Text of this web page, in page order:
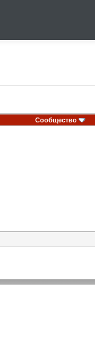
Сообщество